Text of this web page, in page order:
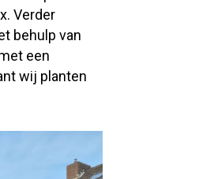
Verder
behulp van
een
wij planten